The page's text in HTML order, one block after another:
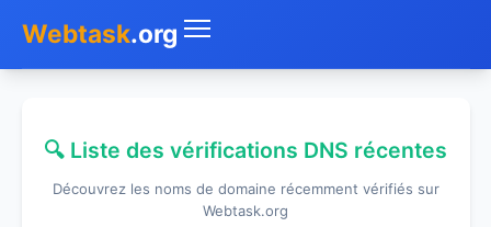
Webtask.org
Whois🔍 Liste des vérifications DNS récentes
Découvrez les noms de domaine récemment vérifiés sur
Webtask.org